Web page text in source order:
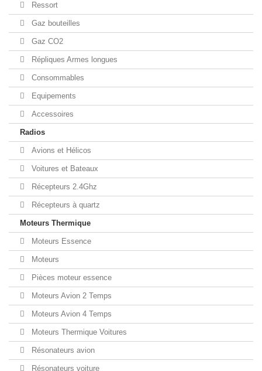
Ressort
Gaz bouteilles
Gaz CO2
Répliques Armes longues
Consommables
Equipements
Accessoires
Radios
Avions et Hélicos
Voitures et Bateaux
Récepteurs 2.4Ghz
Récepteurs à quartz
Moteurs Thermique
Moteurs Essence
Moteurs
Pièces moteur essence
Moteurs Avion 2 Temps
Moteurs Avion 4 Temps
Moteurs Thermique Voitures
Résonateurs avion
Résonateurs voiture